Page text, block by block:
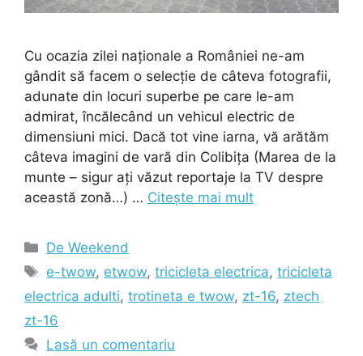
Cu ocazia zilei naționale a României ne-am
gândit să facem o selecție de câteva fotografii,
adunate din locuri superbe pe care le-am
admirat, încălecând un vehicul electric de
dimensiuni mici. Dacă tot vine iarna, vă arătăm
câteva imagini de vară din Colibița (Marea de la
munte – sigur ați văzut reportaje la TV despre
această zonă…) … Citește mai mult
Categorii
De Weekend
Etichete
e-twow, etwow,tricicleta electrica,tricicleta
electrica adulti, trotineta e twow, zt-16, ztech
zt-16
Lasă un comentariu